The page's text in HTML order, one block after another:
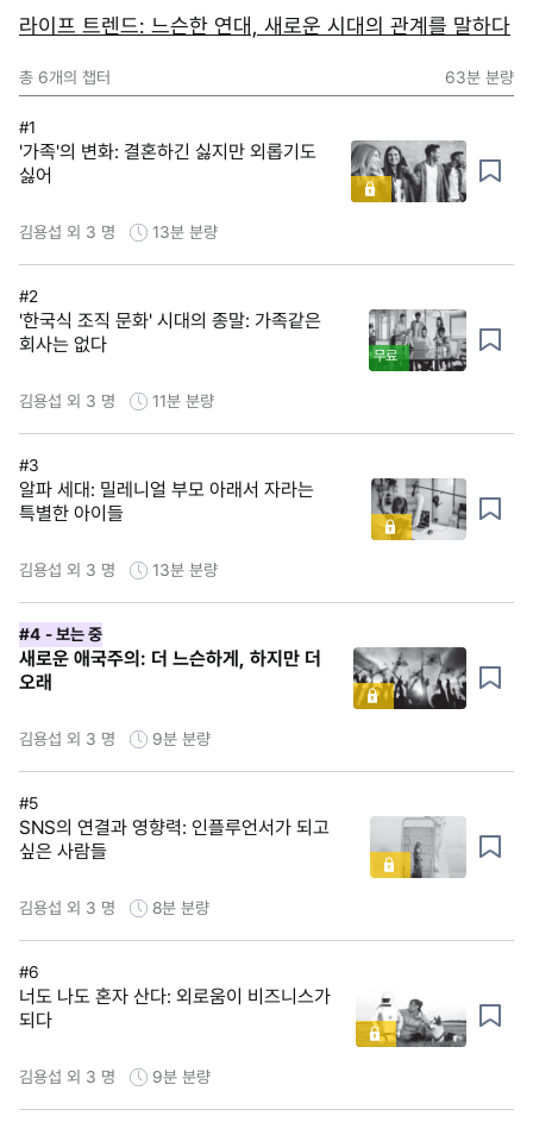
라이프 트렌드: 느슨한 연대, 새로운 시대의 관계를 말하다
총 6개의 챕터 63분 분량
#1
'가족'의 변화: 결혼하긴 싫지만 외롭기도
싫어
김용섭 외 3 명 13분 분량
#2
'한국식 조직 문화' 시대의 종말: 가족같은
회사는 없다
무료
김용섭 외 3 명 11분 분량
#3
알파 세대: 밀레니얼 부모 아래서 자라는
특별한 아이들
김용섭 외 3 명 13분 분량
#4 - 보는 중
새로운 애국주의: 더 느슨하게, 하지만 더
오래
김용섭 외 3 명 9분 분량
#5
SNS의 연결과 영향력: 인플루언서가 되고
싶은 사람들
김용섭 외 3 명 8분 분량
#6
너도 나도 혼자 산다: 외로움이 비즈니스가
되다
김용섭 외 3 명 9분 분량